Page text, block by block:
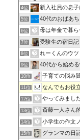
4位 新入社員の息
5位 40代のおばあ
6位 母は年金で暮ら
7位 受験生の宿日記
8位 れーくんのウ
9位 40代から始める
10位 子育ての悩み
11位 なんでもお役
12位 やってみました母
13位 斎藤一人さん
14位 小学生の作文
15位 グランマの日